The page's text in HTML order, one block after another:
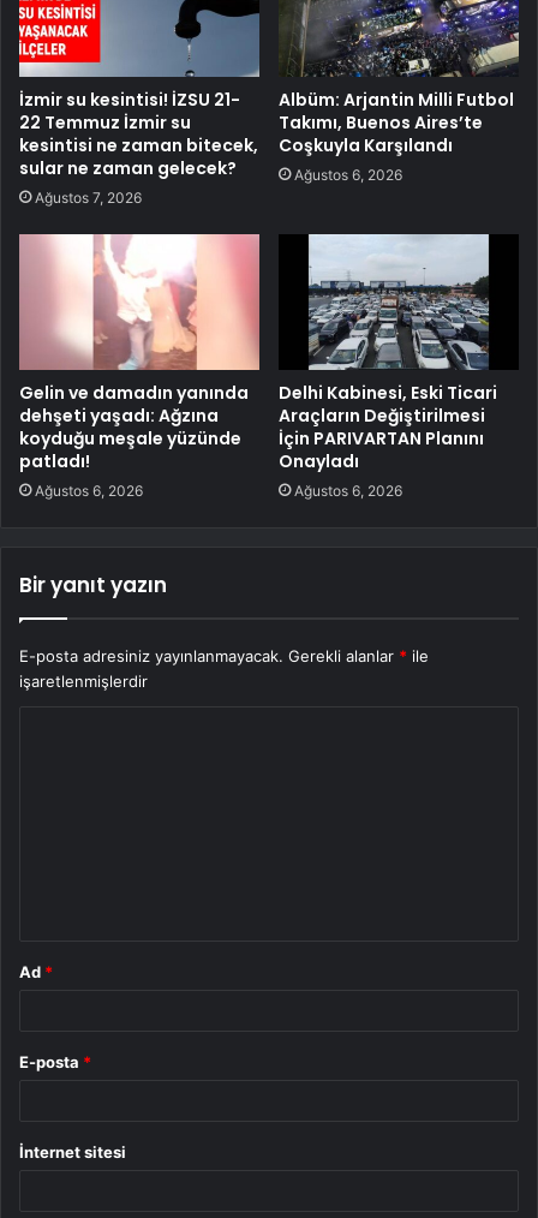
İzmir su kesintisi! İZSU 21-
22 Temmuz İzmir su
kesintisi ne zaman bitecek,
sular ne zaman gelecek?
Ağustos 7, 2026
Albüm: Arjantin Milli Futbol
Takımı, Buenos Aires’te
Coşkuyla Karşılandı
Ağustos 6, 2026
Gelin ve damadın yanında
dehşeti yaşadı: Ağzına
koyduğu meşale yüzünde
patladı!
Ağustos 6, 2026
Delhi Kabinesi, Eski Ticari
Araçların Değiştirilmesi
İçin PARIVARTAN Planını
Onayladı
Ağustos 6, 2026
Bir yanıt yazın
E-posta adresiniz yayınlanmayacak. Gerekli alanlar * ile
işaretlenmişlerdir
Ad *
E-posta *
İnternet sitesi